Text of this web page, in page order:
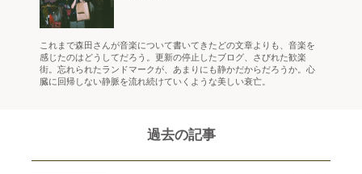
これまで森田さんが音楽について書いてきたどの文章よりも、音楽を
感じたのはどうしてだろう。更新の停止したブログ、さびれた歓楽
街。忘れられたランドマークが、あまりにも静かだからだろうか。心
臓に回帰しない静脈を流れ続けていくような美しい衰亡。
過去の記事